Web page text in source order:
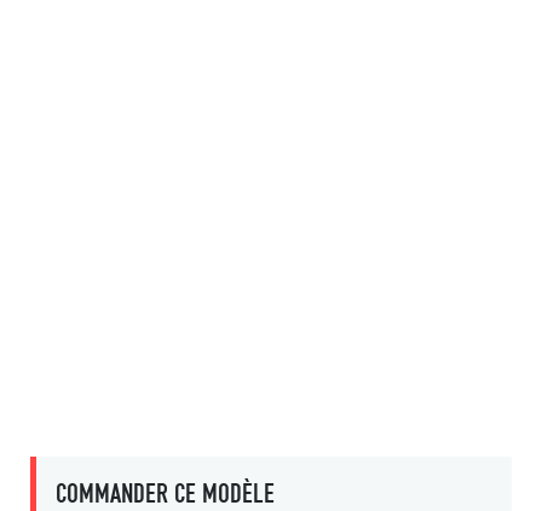
COMMANDER CE MODÈLE